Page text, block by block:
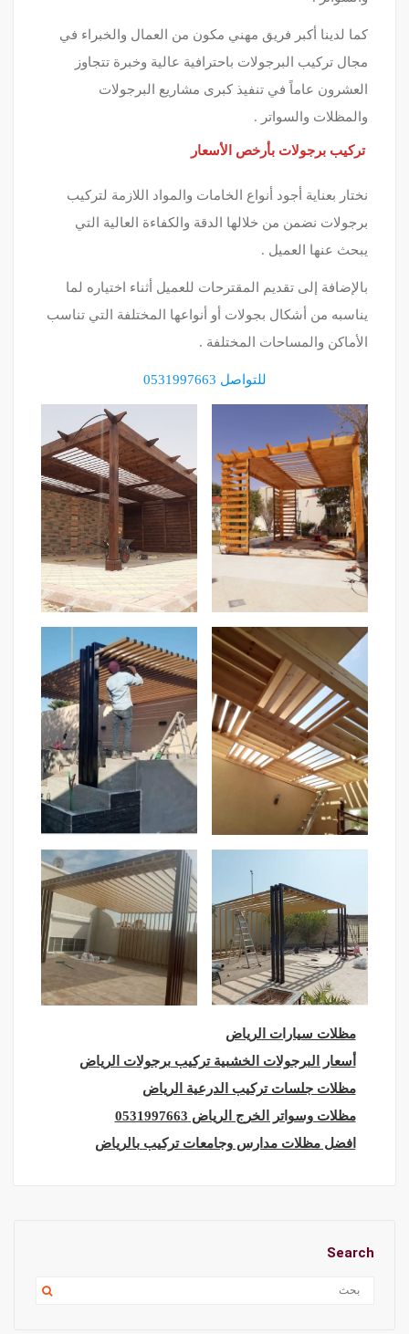
كما لدينا أكبر فريق مهني مكون من العمال والخبراء في
مجال تركيب البرجولات باحترافية عالية وخبرة تتجاوز
العشرون عاماً في تنفيذ كبرى مشاريع البرجولات
والمظلات والسواتر .
تركيب برجولات بأرخص الأسعار
نختار بعناية أجود أنواع الخامات والمواد اللازمة لتركيب
برجولات نضمن من خلالها الدقة والكفاءة العالية التي
يبحث عنها العميل .
بالإضافة إلى تقديم المقترحات للعميل أثناء اختياره لما
يناسبه من أشكال بجولات أو أنواعها المختلفة التي تناسب
الأماكن والمساحات المختلفة .
للتواصل 0531997663
مظلات سيارات الرياض
أسعار البرجولات الخشبية تركيب برجولات الرياض
مظلات جلسات تركيب الدرعية الرياض
مظلات وسواتر الخرج الرياض 0531997663
افضل مظلات مدارس وجامعات تركيب بالرياض
Search